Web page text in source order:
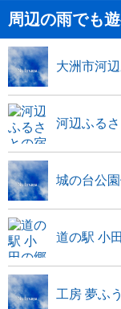
周辺の雨でも
大洲市河
河辺ふる
城の台公
道の駅 小
工房 夢ふ